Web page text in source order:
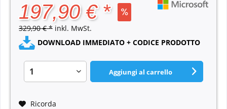
197,90 € *
329,90 € * inkl. MwSt.
DOWNLOAD IMMEDIATO + CODICE PRODOTTO
Aggiungi al carrello
Ricorda